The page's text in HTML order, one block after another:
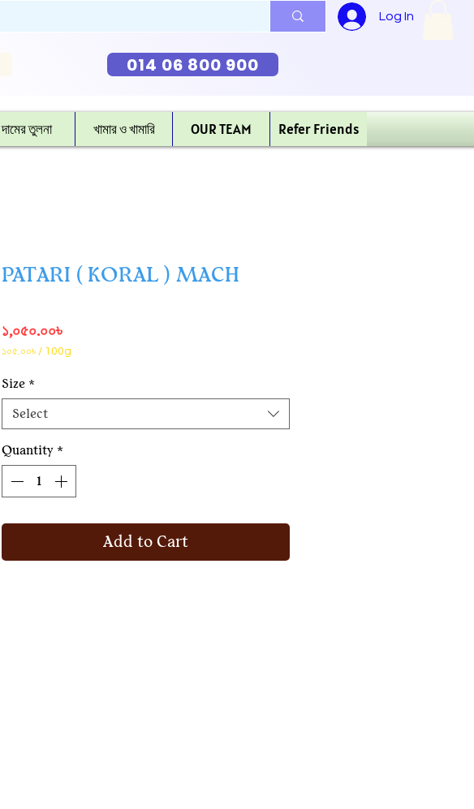
Log In
014 06 800 900
দামের তুলনা খামার ও খামারি OUR TEAM Refer Friends
PATARI ( KORAL ) MACH
১,০৫০.০০৳Price
১০৫.০০৳ / 100g
per
100
Grams
Size *
Select
Quantity *
Add to Cart